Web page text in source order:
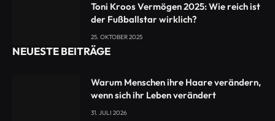
Toni Kroos Vermögen 2025: Wie reich ist
der Fußballstar wirklich?
25. OKTOBER 2025
NEUESTE BEITRÄGE
Warum Menschen ihre Haare verändern,
wenn sich ihr Leben verändert
31. JULI 2026